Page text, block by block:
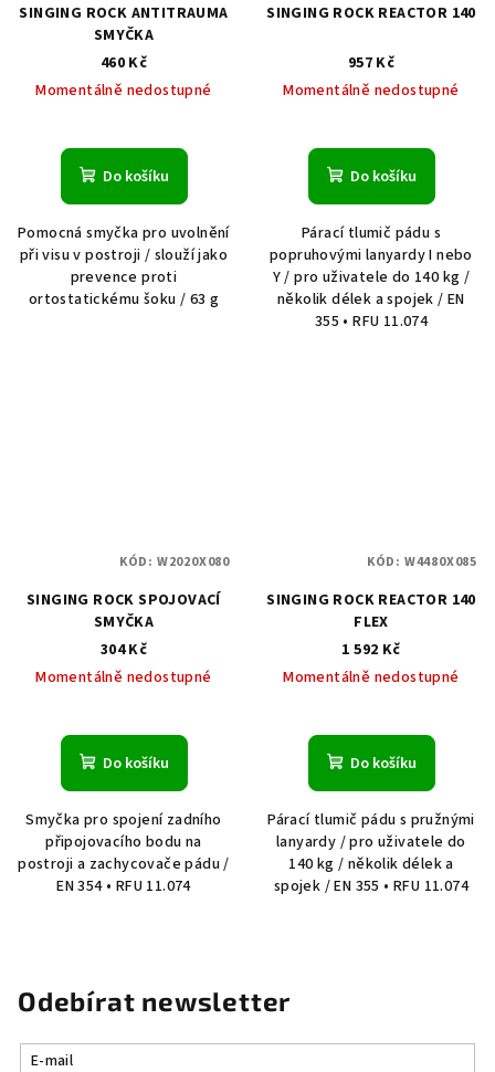
SINGING ROCK ANTITRAUMA
SMYČKA
460 Kč
Momentálně nedostupné
Do košíku
Pomocná smyčka pro uvolnění
při visu v postroji / slouží jako
prevence proti
ortostatickému šoku / 63 g
SINGING ROCK REACTOR 140
957 Kč
Momentálně nedostupné
Do košíku
Párací tlumič pádu s
popruhovými lanyardy I nebo
Y / pro uživatele do 140 kg /
několik délek a spojek / EN
355 • RFU 11.074
SINGING ROCK SPOJOVACÍ
SMYČKA
304 Kč
Momentálně nedostupné
Do košíku
Smyčka pro spojení zadního
připojovacího bodu na
postroji a zachycovače pádu /
EN 354 • RFU 11.074
KÓD: W2020X080
SINGING ROCK REACTOR 140
FLEX
1 592 Kč
Momentálně nedostupné
Do košíku
Párací tlumič pádu s pružnými
lanyardy / pro uživatele do
140 kg / několik délek a
spojek / EN 355 • RFU 11.074
KÓD: W4480X085
Odebírat newsletter
E-mail